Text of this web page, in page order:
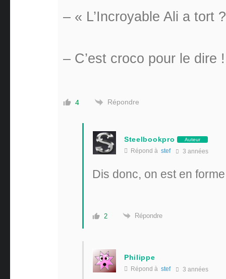
– « L’Incroyable Ali a tort
– C’est croco pour le dire
4 Répondre
Steelbookpro Auteur
Répond à stef 3 années
Dis donc, on est en
2 Répondre
Philippe
Répond à stef 3 années